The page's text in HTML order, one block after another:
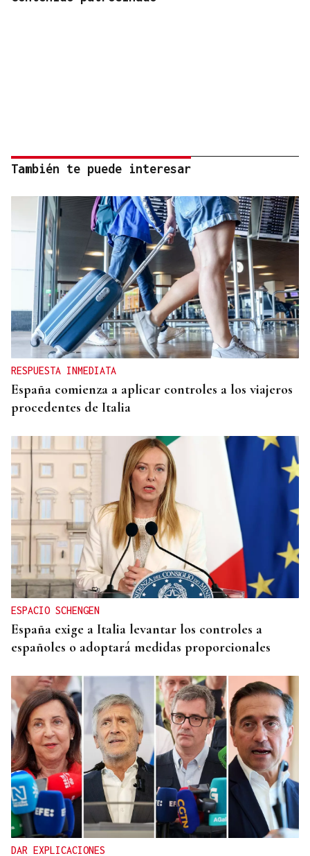
También te puede interesar
RESPUESTA INMEDIATA
España comienza a aplicar controles a los viajeros
procedentes de Italia
ESPACIO SCHENGEN
España exige a Italia levantar los controles a
españoles o adoptará medidas proporcionales
DAR EXPLICACIONES